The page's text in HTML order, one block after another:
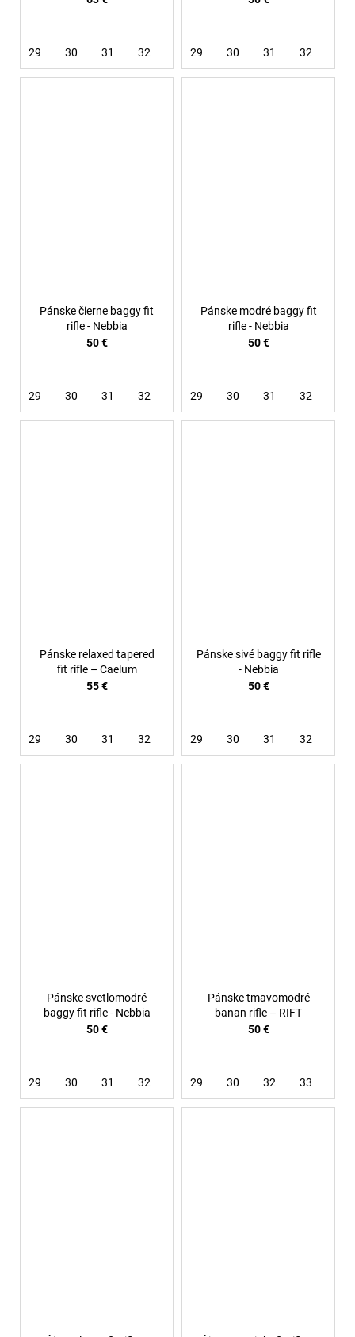
29 30 31 32 29 30 31 32
Pánske čierne baggy fit
rifle - Nebbia
50 €
29 30 31 32
Pánske modré baggy fit
rifle - Nebbia
50 €
29 30 31 32
Pánske relaxed tapered
fit rifle – Caelum
55 €
29 30 31 32
Pánske sivé baggy fit rifle
- Nebbia
50 €
29 30 31 32
Pánske svetlomodré
baggy fit rifle - Nebbia
50 €
29 30 31 32
Pánske tmavomodré
banan rifle – RIFT
50 €
29 30 32 33